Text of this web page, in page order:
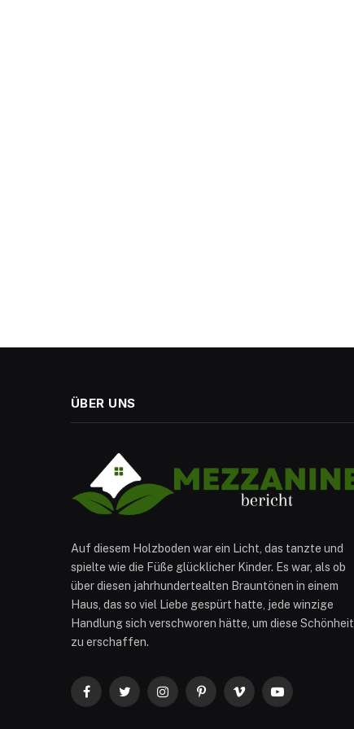
ÜBER UNS
Auf diesem Holzboden war ein Licht, das tanzte und
spielte wie die Füße glücklicher Kinder. Es war, als ob
über diesen jahrhundertealten Brauntönen in einem
Haus, das so viel Liebe gespürt hatte, jede winzige
Handlung sich verschworen hätte, um diese Schönheit
zu erschaffen.
FacebookTwitterInstagramPinterestVimeo YouTube